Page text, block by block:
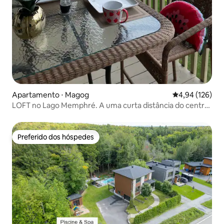
Apartamento ⋅ Magog 4,94 de uma
4,94 (126)
LOFT no Lago Memphré. A uma curta distância do centro
Preferido dos hóspedes
Preferido dos hóspedes